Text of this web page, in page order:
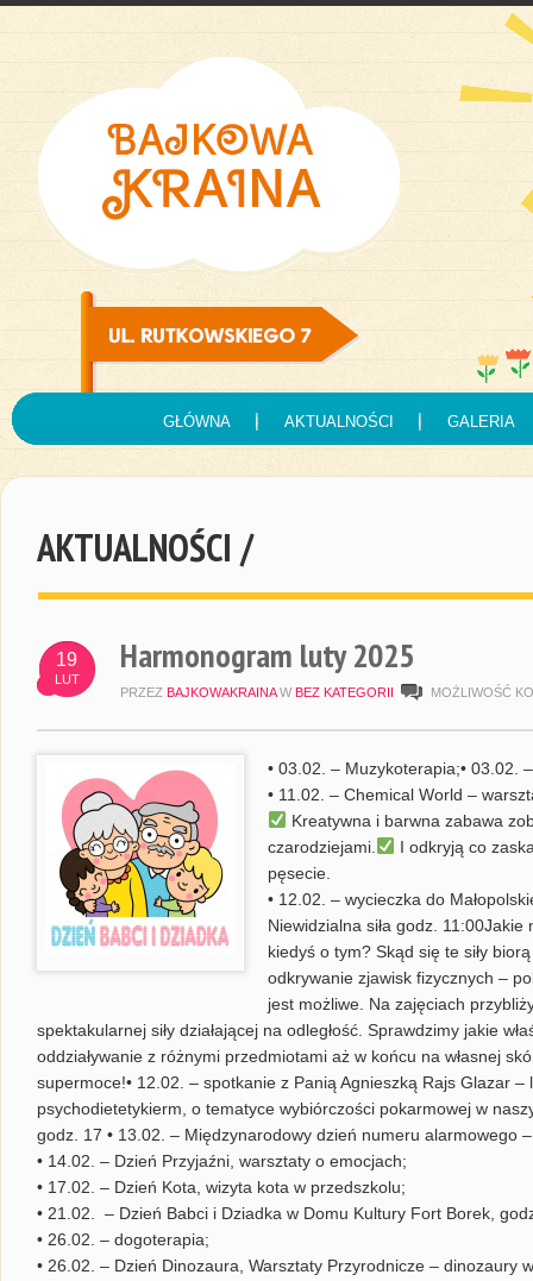
GŁÓWNA AKTUALNOŚCI GALERIA
AKTUALNOŚCI /
19
LUT
Harmonogram luty 2025
PRZEZ BAJKOWAKRAINA W BEZ KATEGORII MOŻLIWOŚĆ
• 03.02. – Muzykoterapia;• 03.02.
• 11.02. – Chemical World –
Kreatywna i barwna zabawa
czarodziejami.
I odkryją co
pęsecie.
• 12.02. – wycieczka do
Niewidzialna siła godz.
kiedyś o tym? Skąd się te siły
odkrywanie zjawisk fizycznych –
jest możliwe. Na zajęciach
spektakularnej siły działającej na odległość. Sprawdzimy jakie
oddziaływanie z różnymi przedmiotami aż w końcu na własnej
supermoce!• 12.02. – spotkanie z Panią Agnieszką Rajs Glazar
psychodietetykierm, o tematyce wybiórczości pokarmowej w
godz. 17 • 13.02. – Międzynarodowy dzień numeru alarmowego
• 14.02. – Dzień Przyjaźni, warsztaty o emocjach;
• 17.02. – Dzień Kota, wizyta kota w przedszkolu;
• 21.02. – Dzień Babci i Dziadka w Domu Kultury Fort Borek,
• 26.02. – dogoterapia;
• 26.02. – Dzień Dinozaura, Warsztaty Przyrodnicze – dinozaury